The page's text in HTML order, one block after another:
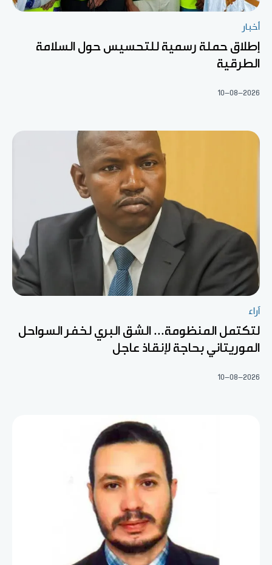
أخبار
إطلاق حملة رسمية للتحسيس حول السلامة
الطرقية
10-08-2026
آراء
لتكتمل المنظومة... الشق البري لخفر السواحل
الموريتاني بحاجة لإنقاذ عاجل
10-08-2026